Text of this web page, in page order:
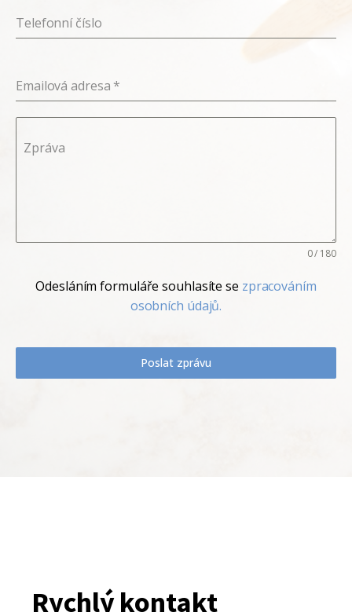
Telefonní číslo
Emailová adresa *
Zpráva
0 / 180
Odesláním formuláře souhlasíte se zpracováním
osobních údajů.
Poslat zprávu
Rychlý kontakt